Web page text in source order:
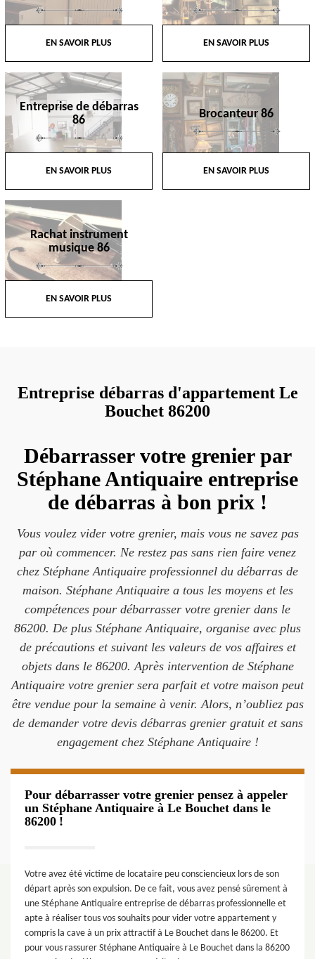
EN SAVOIR PLUS EN SAVOIR PLUS
Entreprise de débarras
86
EN SAVOIR PLUS
Brocanteur 86
EN SAVOIR PLUS
Rachat instrument
musique 86
EN SAVOIR PLUS
Entreprise débarras d'appartement Le
Bouchet 86200
Débarrasser votre grenier par
Stéphane Antiquaire entreprise
de débarras à bon prix !
Vous voulez vider votre grenier, mais vous ne savez pas
par où commencer. Ne restez pas sans rien faire venez
chez Stéphane Antiquaire professionnel du débarras de
maison. Stéphane Antiquaire a tous les moyens et les
compétences pour débarrasser votre grenier dans le
86200. De plus Stéphane Antiquaire, organise avec plus
de précautions et suivant les valeurs de vos affaires et
objets dans le 86200. Après intervention de Stéphane
Antiquaire votre grenier sera parfait et votre maison peut
être vendue pour la semaine à venir. Alors, n’oubliez pas
de demander votre devis débarras grenier gratuit et sans
engagement chez Stéphane Antiquaire !
Pour débarrasser votre grenier pensez à appeler
un Stéphane Antiquaire à Le Bouchet dans le
86200 !
Votre avez été victime de locataire peu consciencieux lors de son
départ après son expulsion. De ce fait, vous avez pensé sûrement à
une Stéphane Antiquaire entreprise de débarras professionnelle et
apte à réaliser tous vos souhaits pour vider votre appartement y
compris la cave à un prix attractif à Le Bouchet dans le 86200. Et
pour vous rassurer Stéphane Antiquaire à Le Bouchet dans la 86200